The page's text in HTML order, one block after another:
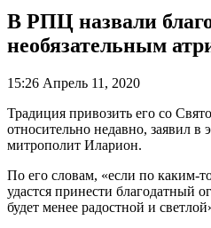
В РПЦ назвали
необязательным
15:26 Апрель 11, 2020
Традиция привозить его со
относительно недавно, заявил в
митрополит Иларион.
По его словам, «если по каким-
удастся принести благодатный
будет менее радостной и